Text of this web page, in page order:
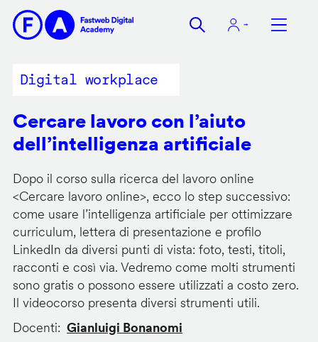
contenuto
Digital workplace
Cercare lavoro con l’aiuto
dell’intelligenza artificiale
Dopo il corso sulla ricerca del lavoro online
<Cercare lavoro online>, ecco lo step successivo:
come usare l’intelligenza artificiale per ottimizzare
curriculum, lettera di presentazione e profilo
LinkedIn da diversi punti di vista: foto, testi, titoli,
racconti e così via. Vedremo come molti strumenti
sono gratis o possono essere utilizzati a costo zero.
Il videocorso presenta diversi strumenti utili.
Docenti
Gianluigi Bonanomi